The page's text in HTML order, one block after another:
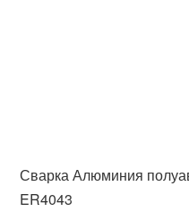
Сварка Алюминия
ER4043